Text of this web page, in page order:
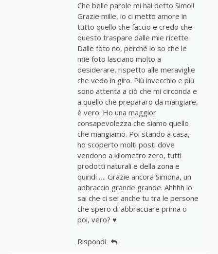
Che belle parole mi hai detto Simo!!
Grazie mille, io ci metto amore in
tutto quello che faccio e credo che
questo traspare dalle mie ricette.
Dalle foto no, perchè lo so che le
mie foto lasciano molto a
desiderare, rispetto alle meraviglie
che vedo in giro. Più invecchio e più
sono attenta a ciò che mi circonda e
a quello che prepararo da mangiare,
è vero. Ho una maggior
consapevolezza che siamo quello
che mangiamo. Poi stando a casa,
ho scoperto molti posti dove
vendono a kilometro zero, tutti
prodotti naturali e della zona e
quindi …. Grazie ancora Simona, un
abbraccio grande grande. Ahhhh lo
sai che ci sei anche tu tra le persone
che spero di abbracciare prima o
poi, vero? ♥
Rispondi